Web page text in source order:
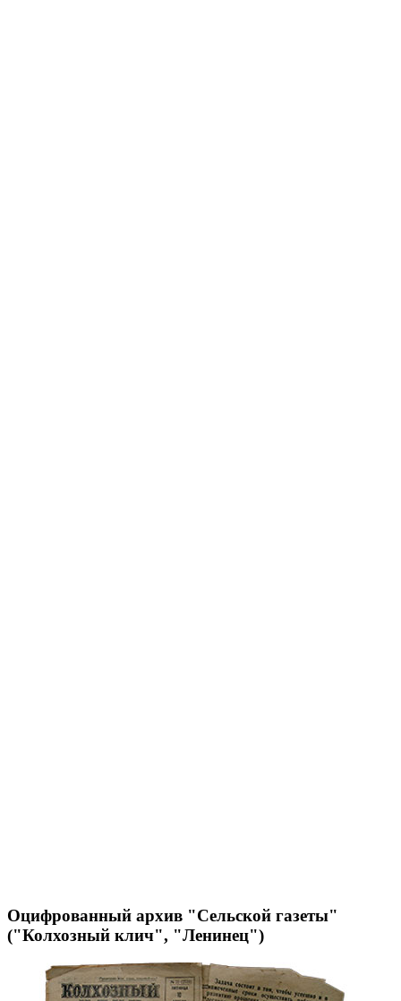
Оцифрованный архив "Сельской газеты"
("Колхозный клич", "Ленинец")